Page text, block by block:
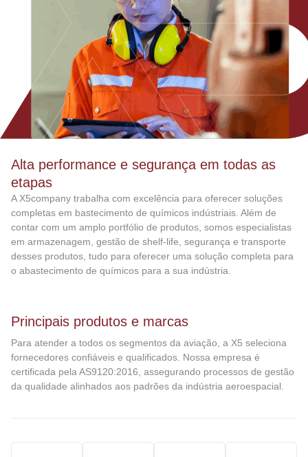
Alta performance e segurança em todas as
etapas
A X5company trabalha com excelência para oferecer soluções
completas em bastecimento de químicos indústriais. Além de
contar com um amplo portfólio de produtos, somos especialistas
em armazenagem, gestão de shelf-life, segurança e transporte
desses produtos, tudo para oferecer uma solução completa para
o abastecimento de químicos para a sua indústria.
Principais produtos e marcas
Para atender a todos os segmentos da aviação, a X5 seleciona
fornecedores confiáveis e qualificados. Nossa empresa é
certificada pela AS9120:2016, assegurando processos de gestão
da qualidade alinhados aos padrões da indústria aeroespacial.